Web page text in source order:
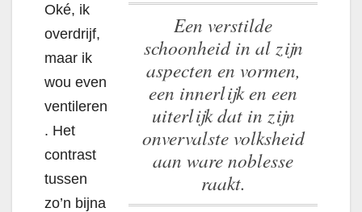
een verstilde
schoonheid in al zijn
aspecten en vormen,
een innerlijk en een
uiterlijk dat in zijn
onvervalste volksheid
aan ware noblesse
raakt.
Oké, ik
overdrijf,
maar ik
wou even
ventileren
. Het
contrast
tussen
zo’n bijna